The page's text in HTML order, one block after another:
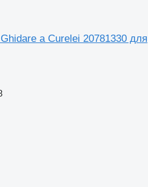
a Curelei 20781330 для